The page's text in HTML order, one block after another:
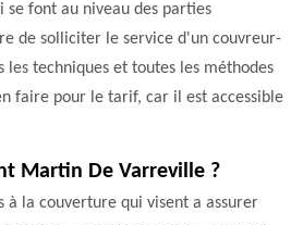
se font au niveau des parties
de solliciter le service d'un couvreur-
techniques et toutes les méthodes
faire pour le tarif, car il est accessible
Martin De Varreville ?
à la couverture qui visent a assurer